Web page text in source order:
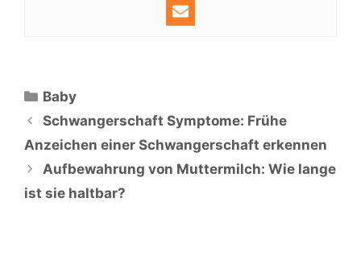
Kategorien
Baby
Schwangerschaft Symptome: Frühe
Anzeichen einer Schwangerschaft erkennen
Aufbewahrung von Muttermilch: Wie lange
ist sie haltbar?